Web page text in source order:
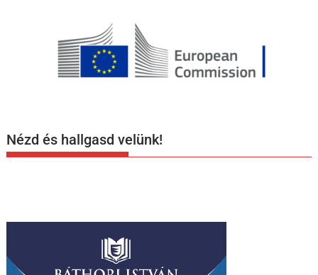
Nézd és hallgasd velünk!